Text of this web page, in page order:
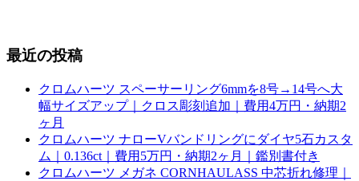
最近の投稿
クロムハーツ スペーサーリング6mmを8号→14号へ大
幅サイズアップ｜クロス彫刻追加｜費用4万円・納期2
ヶ月
クロムハーツ ナローVバンドリングにダイヤ5石カスタ
ム｜0.136ct｜費用5万円・納期2ヶ月｜鑑別書付き
クロムハーツ メガネ CORNHAULASS 中芯折れ修理｜